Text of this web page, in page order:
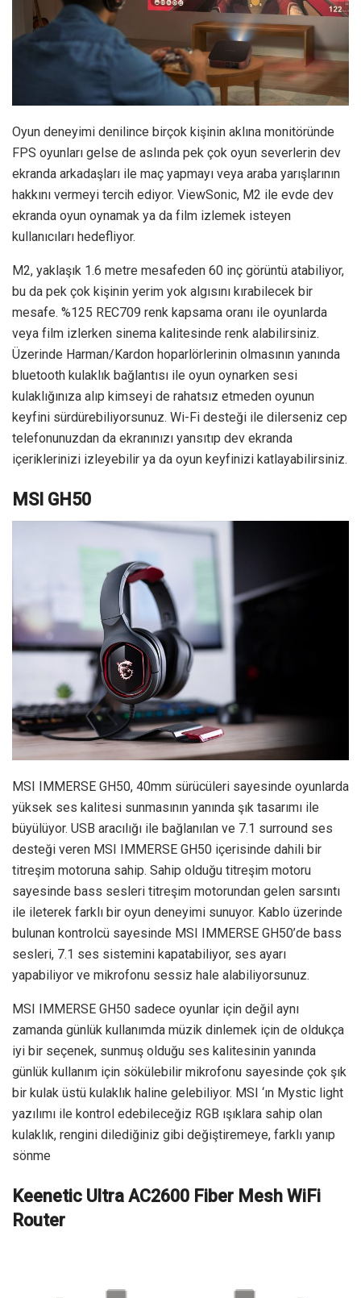
Oyun deneyimi denilince birçok kişinin aklına monitöründe
FPS oyunları gelse de aslında pek çok oyun severlerin dev
ekranda arkadaşları ile maç yapmayı veya araba yarışlarının
hakkını vermeyi tercih ediyor. ViewSonic, M2 ile evde dev
ekranda oyun oynamak ya da film izlemek isteyen
kullanıcıları hedefliyor.
M2, yaklaşık 1.6 metre mesafeden 60 inç görüntü atabiliyor,
bu da pek çok kişinin yerim yok algısını kırabilecek bir
mesafe. %125 REC709 renk kapsama oranı ile oyunlarda
veya film izlerken sinema kalitesinde renk alabilirsiniz.
Üzerinde Harman/Kardon hoparlörlerinin olmasının yanında
bluetooth kulaklık bağlantısı ile oyun oynarken sesi
kulaklığınıza alıp kimseyi de rahatsız etmeden oyunun
keyfini sürdürebiliyorsunuz. Wi-Fi desteği ile dilerseniz cep
telefonunuzdan da ekranınızı yansıtıp dev ekranda
içeriklerinizi izleyebilir ya da oyun keyfinizi katlayabilirsiniz.
MSI GH50
MSI IMMERSE GH50, 40mm sürücüleri sayesinde oyunlarda
yüksek ses kalitesi sunmasının yanında şık tasarımı ile
büyülüyor. USB aracılığı ile bağlanılan ve 7.1 surround ses
desteği veren MSI IMMERSE GH50 içerisinde dahili bir
titreşim motoruna sahip. Sahip olduğu titreşim motoru
sayesinde bass sesleri titreşim motorundan gelen sarsıntı
ile ileterek farklı bir oyun deneyimi sunuyor. Kablo üzerinde
bulunan kontrolcü sayesinde MSI IMMERSE GH50’de bass
sesleri, 7.1 ses sistemini kapatabiliyor, ses ayarı
yapabiliyor ve mikrofonu sessiz hale alabiliyorsunuz.
MSI IMMERSE GH50 sadece oyunlar için değil aynı
zamanda günlük kullanımda müzik dinlemek için de oldukça
iyi bir seçenek, sunmuş olduğu ses kalitesinin yanında
günlük kullanım için sökülebilir mikrofonu sayesinde çok şık
bir kulak üstü kulaklık haline gelebiliyor. MSI ‘ın Mystic light
yazılımı ile kontrol edebileceğiz RGB ışıklara sahip olan
kulaklık, rengini dilediğiniz gibi değiştiremeye, farklı yanıp
sönme
Keenetic Ultra AC2600 Fiber Mesh WiFi
Router